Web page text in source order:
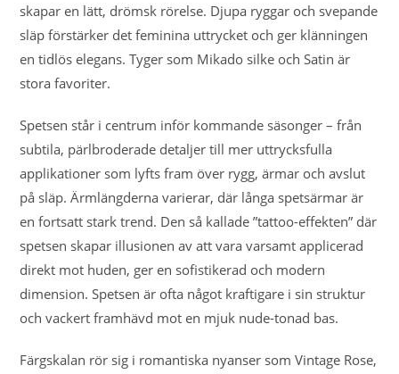
skapar en lätt, drömsk rörelse. Djupa ryggar och svepande
släp förstärker det feminina uttrycket och ger klänningen
en tidlös elegans. Tyger som Mikado silke och Satin är
stora favoriter.
Spetsen står i centrum inför kommande säsonger – från
subtila, pärlbroderade detaljer till mer uttrycksfulla
applikationer som lyfts fram över rygg, ärmar och avslut
på släp. Ärmlängderna varierar, där långa spetsärmar är
en fortsatt stark trend. Den så kallade ”tattoo-effekten” där
spetsen skapar illusionen av att vara varsamt applicerad
direkt mot huden, ger en sofistikerad och modern
dimension. Spetsen är ofta något kraftigare i sin struktur
och vackert framhävd mot en mjuk nude-tonad bas.
Färgskalan rör sig i romantiska nyanser som Vintage Rose,